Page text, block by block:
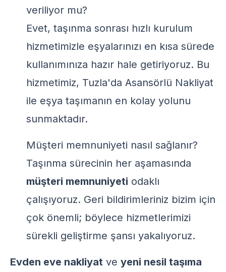
veriliyor mu?
Evet, taşınma sonrası hızlı kurulum
hizmetimizle eşyalarınızı en kısa sürede
kullanımınıza hazır hale getiriyoruz. Bu
hizmetimiz, Tuzla'da Asansörlü Nakliyat
ile eşya taşımanın en kolay yolunu
sunmaktadır.
Müşteri memnuniyeti nasıl sağlanır?
Taşınma sürecinin her aşamasında
müşteri memnuniyeti odaklı
çalışıyoruz. Geri bildirimleriniz bizim için
çok önemli; böylece hizmetlerimizi
sürekli geliştirme şansı yakalıyoruz.
Evden eve nakliyat ve yeni nesil taşıma